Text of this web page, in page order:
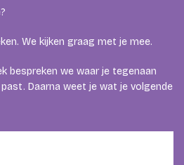
We kijken graag met je mee.
bespreken we waar je tegenaan
Daarna weet je wat je volgende